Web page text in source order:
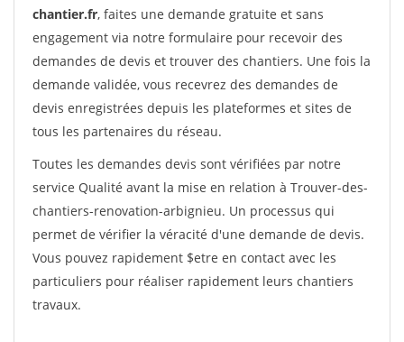
chantier.fr, faites une demande gratuite et sans
engagement via notre formulaire pour recevoir des
demandes de devis et trouver des chantiers. Une fois la
demande validée, vous recevrez des demandes de
devis enregistrées depuis les plateformes et sites de
tous les partenaires du réseau.
Toutes les demandes devis sont vérifiées par notre
service Qualité avant la mise en relation à Trouver-des-
chantiers-renovation-arbignieu. Un processus qui
permet de vérifier la véracité d'une demande de devis.
Vous pouvez rapidement $etre en contact avec les
particuliers pour réaliser rapidement leurs chantiers
travaux.